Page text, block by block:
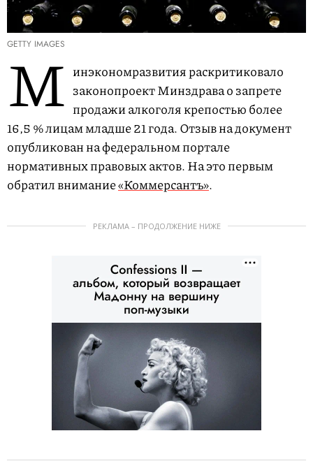
GETTY IMAGES
М инэкономразвития раскритиковало
законопроект Минздрава о запрете
продажи алкоголя крепостью более
16,5 % лицам младше 21 года. Отзыв на документ
опубликован на федеральном портале
нормативных правовых актов. На это первым
обратил внимание«Коммерсантъ».
РЕКЛАМА – ПРОДОЛЖЕНИЕ НИЖЕ